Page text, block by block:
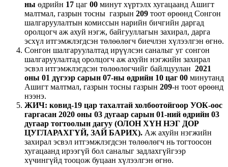
ны өдрийн 17 цаг 00 минут хүртэлх хугацаанд Ашигт
малтмал, газрын тосны газрын 209 тоот өрөөнд Сонгон
шалгаруулалтын комиссын нарийн бичгийн даргад
оролцогч аж ахуй нэгж, байгууллагын захирал, дарга
эсхүл итгэмжлэгдсэн төлөөлөгч биечлэн хүлээлгэн өгнө.
Сонгон шалгаруулалтад ирүүлсэн саналыг уг сонгон
шалгаруулалтад оролцогч аж ахуйн нэгжийн захирал
эсвэл итгэмжлэгдсэн төлөөлөгчийг байлцуулан 2021
оны 01 дүгээр сарын 07-ны өдрийн 10 цаг 00 минутанд
Ашигт малтмал, газрын тосны газрын 209-н тоот өрөөнд
нээнэ.
ЖИЧ: ковид-19 цар тахалтай холбоотойгоор УОК-оос
гаргасан 2020 оны 03 дугаар сарын 01-ний өдрийн 03
дугаар тогтоолын дагуу (ОЛОН ХҮН НЭГ ДОР
ЦУГЛАРАХГҮЙ, ЗАЙ БАРИХ). Аж ахуйн нэгжийн
захирал эсвэл итгэмжлэгдсэн төлөөлөгч нь тогтоосон
хугацаанд ирээгүй бол саналыг задлахгүйгээр
хүчингүйд тооцож буцаан хүлээлгэн өгнө.